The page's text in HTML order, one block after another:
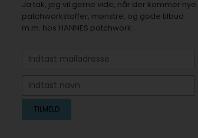
Ja tak, jeg vil gerne vide, når der kommer nye
patchworkstoffer, mønstre, og gode tilbud
m.m. hos HANNES patchwork.